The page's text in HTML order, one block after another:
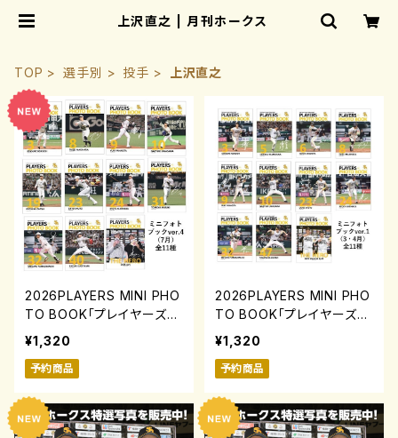
上沢直之 | 月刊ホークス
TOP 選手別 投手 上沢直之
2026PLAYERS MINI PHO
TO BOOK「プレイヤーズミ
ニフォトブック」ver.4(7月)
0731-0817
¥1,320
予約商品
2026PLAYERS MINI PHO
TO BOOK「プレイヤーズミ
ニフォトブック」ver.1(3・4
月)0731-0817
¥1,320
予約商品